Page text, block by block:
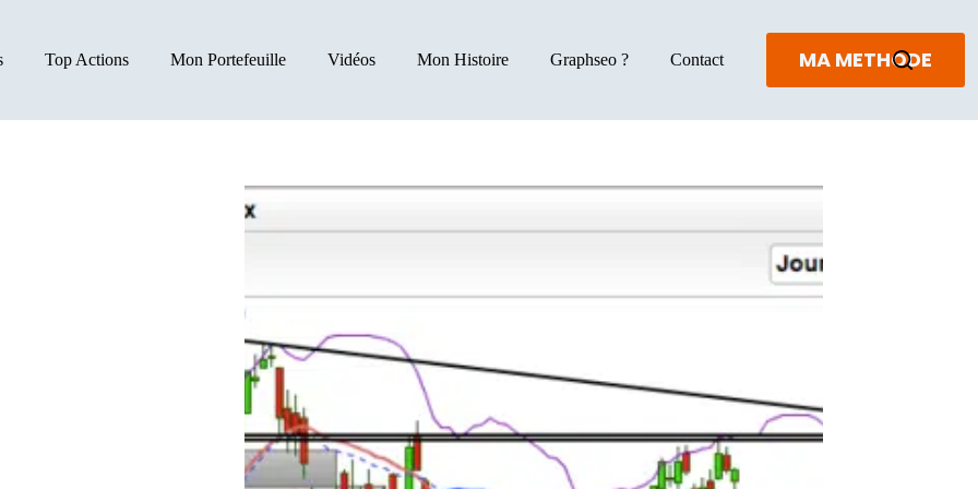
Top Actions Mon Portefeuille Vidéos Mon Histoire Graphseo ? Contact MA METHODE